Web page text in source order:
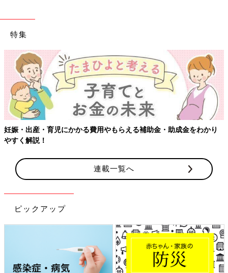
特集
妊娠・出産・育児にかかる費用やもらえる補助金・助成金をわかり
やすく解説！
連載一覧へ
ピックアップ